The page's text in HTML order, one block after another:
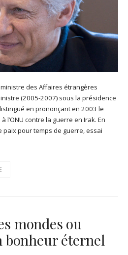
des Affaires étrangères
(2005-2007) sous la présidence
en prononçant en 2003 le
l’ONU contre la guerre en Irak. En
paix pour temps de guerre, essai
mondes ou
bonheur éternel